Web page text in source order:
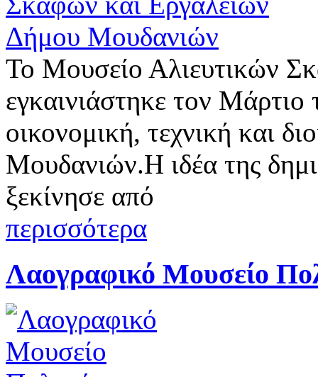
Το Μουσείο Αλιευτικών
εγκαινιάστηκε τον Μάρτιο
οικονομική, τεχνική και
Μουδανιών.Η ιδέα της
ξεκίνησε από
περισσότερα
Λαογραφικό Μουσείο